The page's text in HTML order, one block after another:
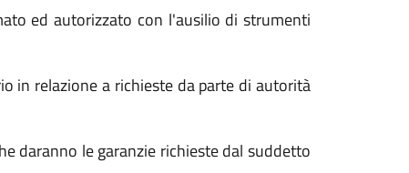
ed autorizzato con l'ausilio di strumenti
in relazione a richieste da parte di autorità
daranno le garanzie richieste dal suddetto